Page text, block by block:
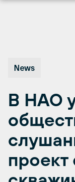
News
В НАО
проект